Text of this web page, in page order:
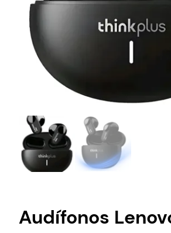
Audífonos